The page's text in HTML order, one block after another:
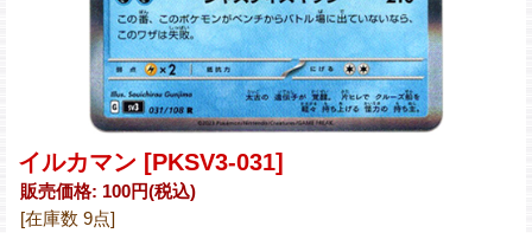
イルカマン [PKSV3-031]
販売価格: 100円(税込)
[在庫数 9点]